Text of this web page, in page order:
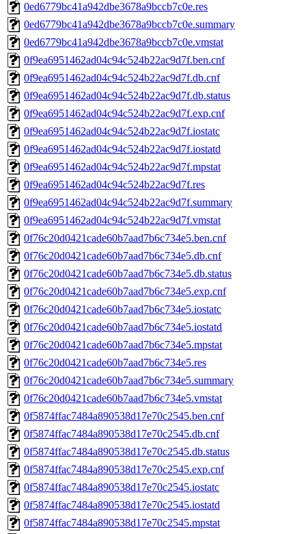
0ed6779bc41a942dbe3678a9bccb7c0e.res
0ed6779bc41a942dbe3678a9bccb7c0e.summary
0ed6779bc41a942dbe3678a9bccb7c0e.vmstat
0f9ea6951462ad04c94c524b22ac9d7f.ben.cnf
0f9ea6951462ad04c94c524b22ac9d7f.db.cnf
0f9ea6951462ad04c94c524b22ac9d7f.db.status
0f9ea6951462ad04c94c524b22ac9d7f.exp.cnf
0f9ea6951462ad04c94c524b22ac9d7f.iostatc
0f9ea6951462ad04c94c524b22ac9d7f.iostatd
0f9ea6951462ad04c94c524b22ac9d7f.mpstat
0f9ea6951462ad04c94c524b22ac9d7f.res
0f9ea6951462ad04c94c524b22ac9d7f.summary
0f9ea6951462ad04c94c524b22ac9d7f.vmstat
0f76c20d0421cade60b7aad7b6c734e5.ben.cnf
0f76c20d0421cade60b7aad7b6c734e5.db.cnf
0f76c20d0421cade60b7aad7b6c734e5.db.status
0f76c20d0421cade60b7aad7b6c734e5.exp.cnf
0f76c20d0421cade60b7aad7b6c734e5.iostatc
0f76c20d0421cade60b7aad7b6c734e5.iostatd
0f76c20d0421cade60b7aad7b6c734e5.mpstat
0f76c20d0421cade60b7aad7b6c734e5.res
0f76c20d0421cade60b7aad7b6c734e5.summary
0f76c20d0421cade60b7aad7b6c734e5.vmstat
0f5874ffac7484a890538d17e70c2545.ben.cnf
0f5874ffac7484a890538d17e70c2545.db.cnf
0f5874ffac7484a890538d17e70c2545.db.status
0f5874ffac7484a890538d17e70c2545.exp.cnf
0f5874ffac7484a890538d17e70c2545.iostatc
0f5874ffac7484a890538d17e70c2545.iostatd
0f5874ffac7484a890538d17e70c2545.mpstat